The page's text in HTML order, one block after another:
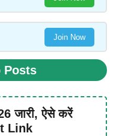
Join Now
Posts
जारी, ऐसे करें
Link